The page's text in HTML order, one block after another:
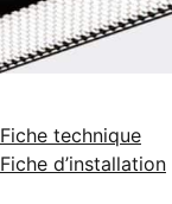
Fiche technique
Fiche d’installation